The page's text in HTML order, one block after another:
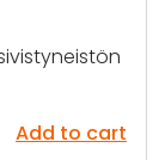
Add to cart